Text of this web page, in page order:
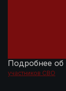
Подробнее об
участников СВО